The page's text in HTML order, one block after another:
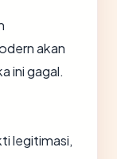
akan
ini gagal.
legitimasi,